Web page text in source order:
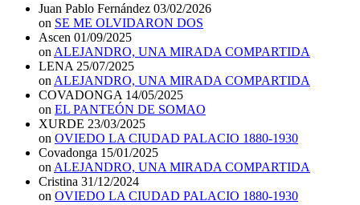
Juan Pablo Fernández 03/02/2026
on SE ME OLVIDARON DOS
Ascen 01/09/2025
on ALEJANDRO, UNA MIRADA COMPARTIDA
LENA 25/07/2025
on ALEJANDRO, UNA MIRADA COMPARTIDA
COVADONGA 14/05/2025
on EL PANTEÓN DE SOMAO
XURDE 23/03/2025
on OVIEDO LA CIUDAD PALACIO 1880-1930
Covadonga 15/01/2025
on ALEJANDRO, UNA MIRADA COMPARTIDA
Cristina 31/12/2024
on OVIEDO LA CIUDAD PALACIO 1880-1930